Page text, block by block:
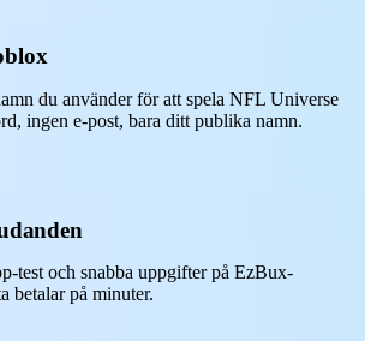
du använder för att spela NFL Universe
ingen e-post, bara ditt publika namn.
test och snabba uppgifter på EzBux-
betalar på minuter.